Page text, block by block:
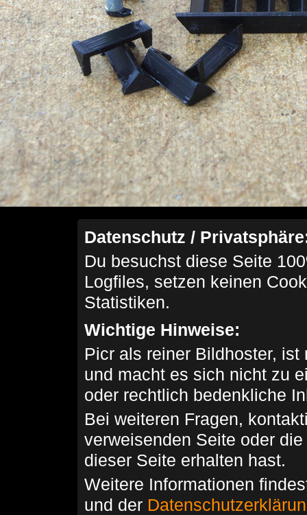
Datenschutz /
Du besuchst diese Seite
Logfiles, setzen keinen
Statistiken.
Wichtige Hinweise:
Picr als reiner Bildhoster,
und macht es sich nicht zu
oder rechtlich bedenkliche
Bei weiteren Fragen,
verweisenden Seite oder
dieser Seite erhalten hast.
Weitere Informationen
und der